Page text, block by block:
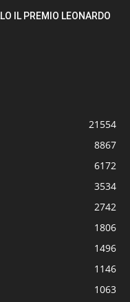
IL PREMIO LEONARDO
21554
8867
6172
3534
2742
1806
1496
1146
1063